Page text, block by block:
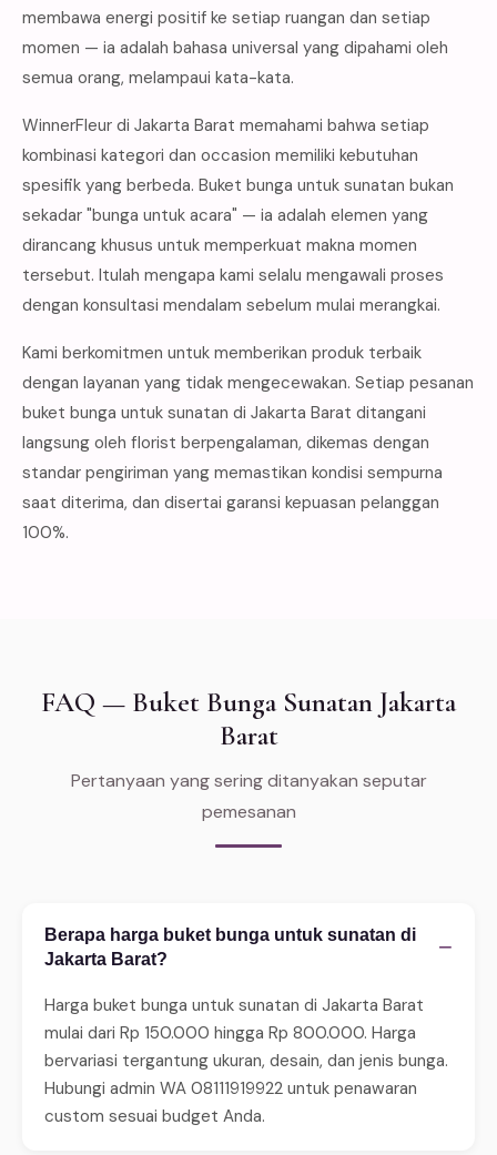
membawa energi positif ke setiap ruangan dan setiap
momen — ia adalah bahasa universal yang dipahami oleh
semua orang, melampaui kata-kata.
WinnerFleur di Jakarta Barat memahami bahwa setiap
kombinasi kategori dan occasion memiliki kebutuhan
spesifik yang berbeda. Buket bunga untuk sunatan bukan
sekadar "bunga untuk acara" — ia adalah elemen yang
dirancang khusus untuk memperkuat makna momen
tersebut. Itulah mengapa kami selalu mengawali proses
dengan konsultasi mendalam sebelum mulai merangkai.
Kami berkomitmen untuk memberikan produk terbaik
dengan layanan yang tidak mengecewakan. Setiap pesanan
buket bunga untuk sunatan di Jakarta Barat ditangani
langsung oleh florist berpengalaman, dikemas dengan
standar pengiriman yang memastikan kondisi sempurna
saat diterima, dan disertai garansi kepuasan pelanggan
100%.
FAQ — Buket Bunga Sunatan Jakarta
Barat
Pertanyaan yang sering ditanyakan seputar
pemesanan
Berapa harga buket bunga untuk sunatan di
Jakarta Barat?
−
Harga buket bunga untuk sunatan di Jakarta Barat
mulai dari Rp 150.000 hingga Rp 800.000. Harga
bervariasi tergantung ukuran, desain, dan jenis bunga.
Hubungi admin WA 08111919922 untuk penawaran
custom sesuai budget Anda.